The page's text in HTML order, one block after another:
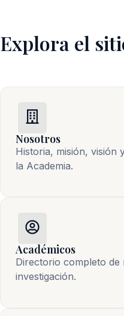
Explora el
Nosotros
Historia, misión, visión
la Academia.
Académicos
Directorio completo de
investigación.